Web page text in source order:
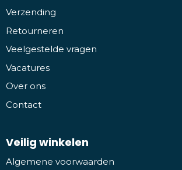
Verzending
Retourneren
Veelgestelde vragen
Vacatures
Over ons
Contact
Veilig winkelen
Algemene voorwaarden